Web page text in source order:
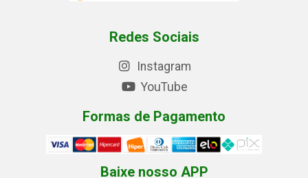
Redes Sociais
Instagram
YouTube
Formas de Pagamento
Baixe nosso APP